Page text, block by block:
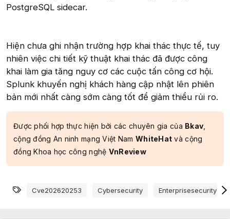
PostgreSQL sidecar.
Hiện chưa ghi nhận trường hợp khai thác thực tế, tuy
nhiên việc chi tiết kỹ thuật khai thác đã được công
khai làm gia tăng nguy cơ các cuộc tấn công cơ hội.
Splunk khuyến nghị khách hàng cập nhật lên phiên
bản mới nhất càng sớm càng tốt để giảm thiểu rủi ro.
Được phối hợp thực hiện bởi các chuyên gia của Bkav
cộng đồng An ninh mạng Việt Nam WhiteHat và cộng
đồng Khoa học công nghệ VnReview
Từ khóa
Cve202620253 Cybersecurity Enterprisesecurity